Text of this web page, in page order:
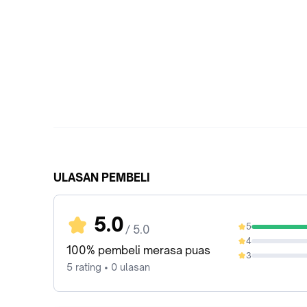
ULASAN PEMBELI
5.0 / 5.0
100% pembeli merasa puas
5 rating • 0 ulasan
5
100%
4
0%
3
0%